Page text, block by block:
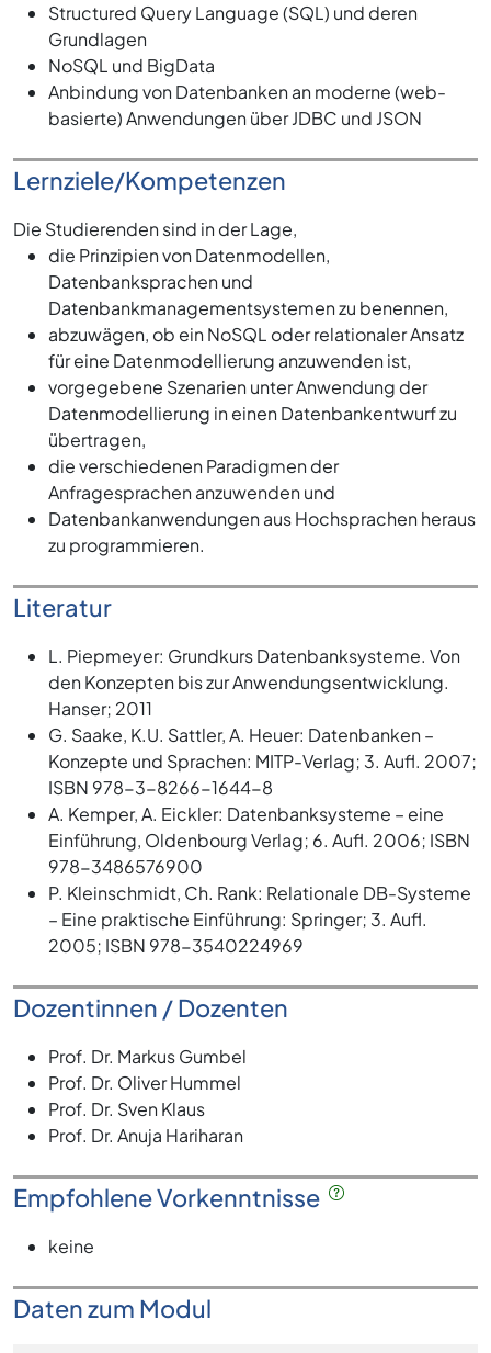
Structured Query Language (SQL) und deren
Grundlagen
NoSQL und BigData
Anbindung von Datenbanken an moderne (web-
basierte) Anwendungen über JDBC und JSON
Lernziele/Kompetenzen
Die Studierenden sind in der Lage,
die Prinzipien von Datenmodellen,
Datenbanksprachen und
Datenbankmanagementsystemen zu benennen,
abzuwägen, ob ein NoSQL oder relationaler Ansatz
für eine Datenmodellierung anzuwenden ist,
vorgegebene Szenarien unter Anwendung der
Datenmodellierung in einen Datenbankentwurf zu
übertragen,
die verschiedenen Paradigmen der
Anfragesprachen anzuwenden und
Datenbankanwendungen aus Hochsprachen heraus
zu programmieren.
Literatur
L. Piepmeyer: Grundkurs Datenbanksysteme. Von
den Konzepten bis zur Anwendungsentwicklung.
Hanser; 2011
G. Saake, K.U. Sattler, A. Heuer: Datenbanken –
Konzepte und Sprachen: MITP-Verlag; 3. Aufl. 2007;
ISBN 978-3-8266-1644-8
A. Kemper, A. Eickler: Datenbanksysteme – eine
Einführung, Oldenbourg Verlag; 6. Aufl. 2006; ISBN
978-3486576900
P. Kleinschmidt, Ch. Rank: Relationale DB-Systeme
– Eine praktische Einführung: Springer; 3. Aufl.
2005; ISBN 978-3540224969
Dozentinnen / Dozenten
Prof. Dr. Markus Gumbel
Prof. Dr. Oliver Hummel
Prof. Dr. Sven Klaus
Prof. Dr. Anuja Hariharan
Empfohlene Vorkenntnisse
keine
Daten zum Modul